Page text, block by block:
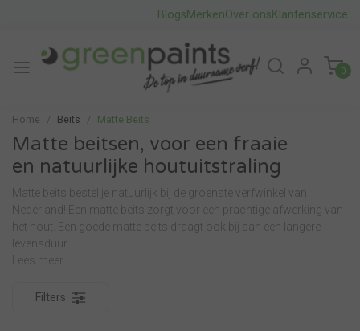
BlogsMerkenOver onsKlantenservice
0
Home Beits Matte Beits
Matte beitsen, voor een fraaie
en natuurlijke houtuitstraling
Matte beits bestel je natuurlijk bij de groenste verfwinkel van
Nederland! Een matte beits zorgt voor een prachtige afwerking van
het hout. Een goede matte beits draagt ook bij aan een langere
levensduur.
Lees meer.
Filters